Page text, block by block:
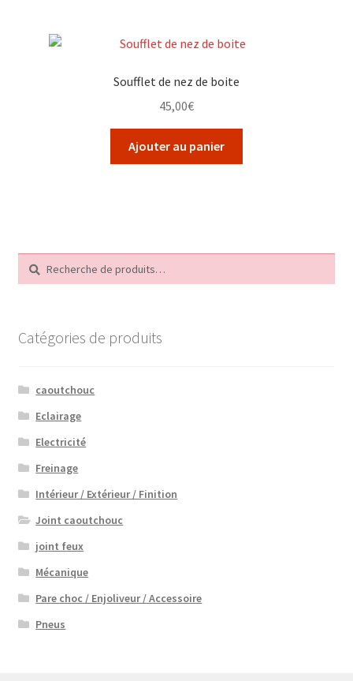
Soufflet de nez de boite
45,00€
Ajouter au panier
Recherche
pour :
Recherche
Catégories de produits
caoutchouc
Eclairage
Electricité
Freinage
Intérieur / Extérieur / Finition
Joint caoutchouc
joint feux
Mécanique
Pare choc / Enjoliveur / Accessoire
Pneus